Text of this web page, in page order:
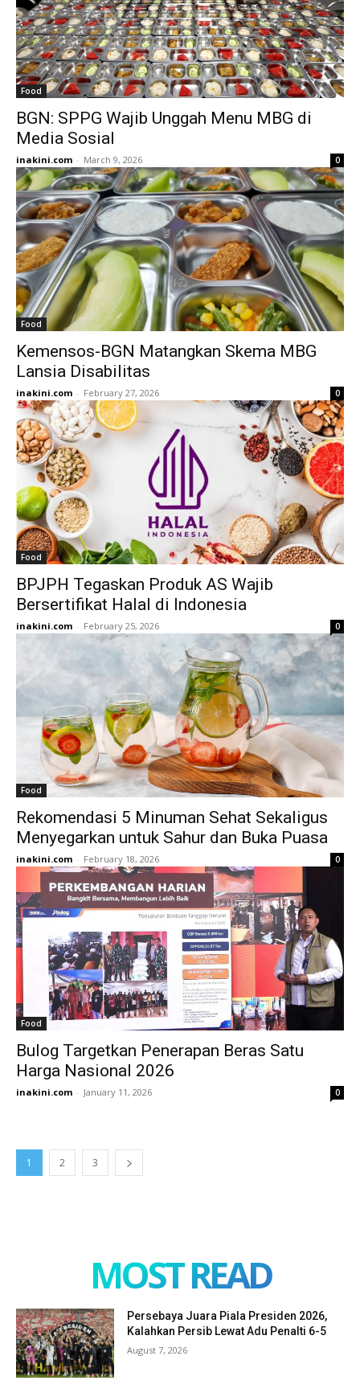
Food
BGN: SPPG Wajib Unggah Menu MBG di
Media Sosial
inakini.com - March 9, 2026 0
Food
Kemensos-BGN Matangkan Skema MBG
Lansia Disabilitas
inakini.com - February 27, 2026 0
Food
BPJPH Tegaskan Produk AS Wajib
Bersertifikat Halal di Indonesia
inakini.com - February 25, 2026 0
Food
Rekomendasi 5 Minuman Sehat Sekaligus
Menyegarkan untuk Sahur dan Buka Puasa
inakini.com - February 18, 2026 0
Food
Bulog Targetkan Penerapan Beras Satu
Harga Nasional 2026
inakini.com - January 11, 2026 0
1 2 3
MOST READ
Persebaya Juara Piala Presiden 2026,
Kalahkan Persib Lewat Adu Penalti 6-5
August 7, 2026